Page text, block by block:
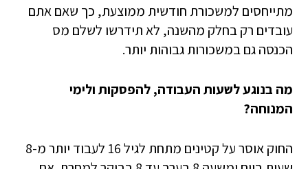
מתייחסים למשכורת חודשית ממוצעת, כך שאם אתם
עובדים רק בחלק מהשנה, לא תידרשו לשלם מס
הכנסה גם במשכורות גבוהות יותר.
מה בנוגע לשעות העבודה, להפסקות ולימי
המנוחה?
החוק אוסר על קטינים מתחת לגיל 16 לעבוד יותר מ-8